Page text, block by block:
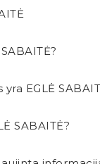
EGLĖ
SABAITĖ?